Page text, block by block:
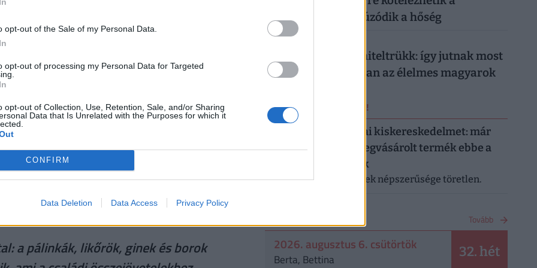
opt-out of the Sale of my Personal Data.
opt-out of processing my Personal Data for Targeted
opt-out of Collection, Use, Retention, Sale, and/or Sharing
Data that Is Unrelated with the Purposes for which it
CONFIRM
Data Deletion Data Access Privacy Policy
egy 4 napos hosszúhétvége,
időkkel érdemes minden vásárlónak
április 3-án, 5-én, és 6-án, tehát pénteken,
a benzinkutakra telepített boltok nyitva
előre információkat gyűjteni.
húsvétra - tájékoztatta a diszkontlánc a
termék árát csökkentették, és az ünnepi
termékek (sonka, torma, pékáruk) már
kereslet az utolsó 1-2 hétben jön.
a pálinkák, likőrök, ginek és borok
dolgozókat, ha elhúzódik a hőség
Működik a legális hiteltrükk: így jutnak most
milliókhoz olcsóbban az élelmes magyarok
ERRŐL NE MARADJ LE!
Letarolták az európai kiskereskedelmet: már
minden második megvásárolt termék ebbe a
kategóriába tartozik
A saját márkás termékek népszerűsége töretlen.
Tovább
2026. augusztus 6. csütörtök
Berta, Bettina 32. hét